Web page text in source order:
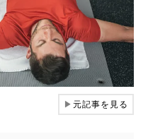
▶元記事を見る